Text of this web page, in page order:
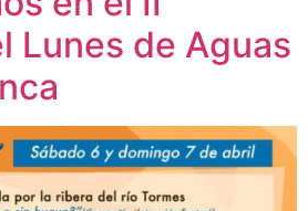
Lunes de Aguas